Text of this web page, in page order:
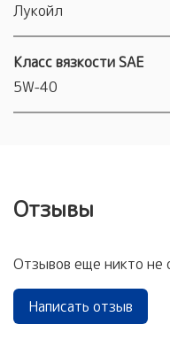
Лукойл
Класс вязкости SAE
5W-40
Отзывы
Отзывов еще никто не
Написать отзыв